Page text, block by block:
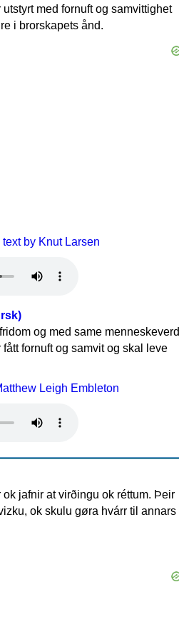
med fornuft og samvittighet
i brorskapets ånd.
by Knut Larsen
og med same menneskeverd
fornuft og samvit og skal leve
Leigh Embleton
jafnir at virðingu ok réttum. Þeir
ok skulu gøra hvárr til annars